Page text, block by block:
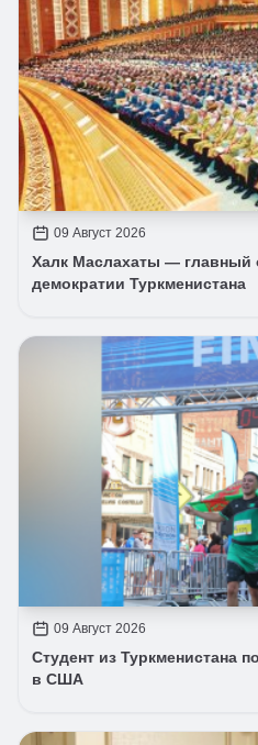
09 Август 2026
Халк Маслахаты — главный
демократии Туркменистана
09 Август 2026
Студент из Туркменистана
в США